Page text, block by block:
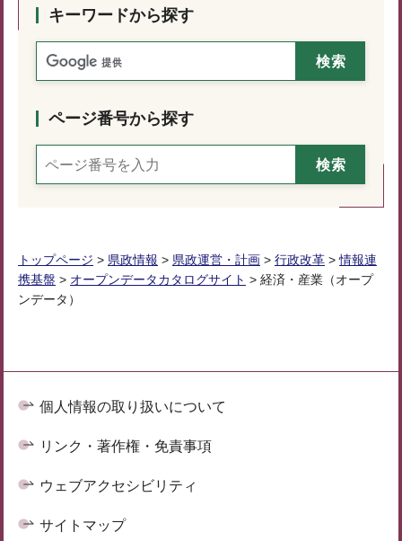
キーワードから探す
ページ番号から探す
トップページ > 県政情報 > 県政運営・計画 > 行政改革 >情報連
携基盤 > オープンデータカタログサイト > 経済・産業（オープ
ンデータ）
個人情報の取り扱いについて
リンク・著作権・免責事項
ウェブアクセシビリティ
サイトマップ